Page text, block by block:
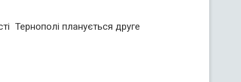
Тернополі планується друге